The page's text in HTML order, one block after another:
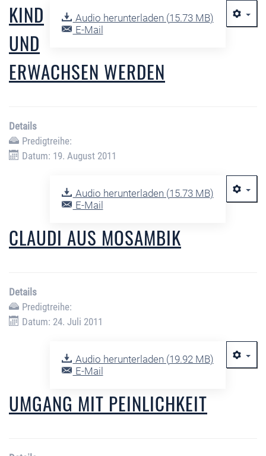
Audio herunterladen (15.73 MB)
E-Mail
KIND
UND
ERWACHSEN WERDEN
Details
Predigtreihe:
Datum: 19. August 2011
Audio herunterladen (15.73 MB)
E-Mail
CLAUDI AUS MOSAMBIK
Details
Predigtreihe:
Datum: 24. Juli 2011
Audio herunterladen (19.92 MB)
E-Mail
UMGANG MIT PEINLICHKEIT